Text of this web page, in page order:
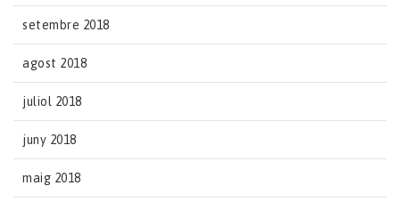
setembre 2018
agost 2018
juliol 2018
juny 2018
maig 2018